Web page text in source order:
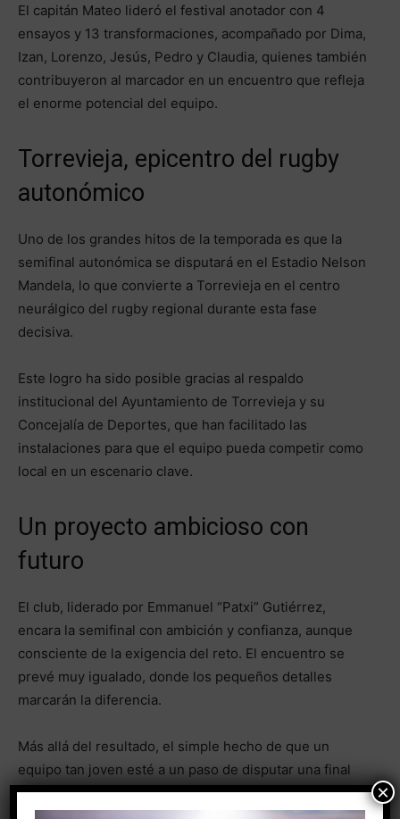
El capitán Mateo lideró el festival anotador con 4
ensayos y 13 transformaciones, acompañado por Dima,
Izan, Lorenzo, Jesús, Pedro y Claudia, quienes también
contribuyeron al marcador en un encuentro que refleja
el enorme potencial del equipo.
Torrevieja, epicentro del rugby
autonómico
Uno de los grandes hitos de la temporada es que la
semifinal autonómica se disputará en el Estadio Nelson
Mandela, lo que convierte a Torrevieja en el centro
neurálgico del rugby regional durante esta fase
decisiva.
Este logro ha sido posible gracias al respaldo
institucional del Ayuntamiento de Torrevieja y su
Concejalía de Deportes, que han facilitado las
instalaciones para que el equipo pueda competir como
local en un escenario clave.
Un proyecto ambicioso con
futuro
El club, liderado por Emmanuel “Patxi” Gutiérrez,
encara la semifinal con ambición y confianza, aunque
consciente de la exigencia del reto. El encuentro se
prevé muy igualado, donde los pequeños detalles
marcarán la diferencia.
Más allá del resultado, el simple hecho de que un
equipo tan joven esté a un paso de disputar una final
autonómica ya supone un éxito sin precedentes para el ×